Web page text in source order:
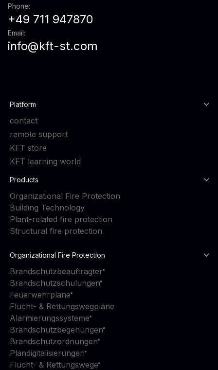
Phone:
+49 711 947870
Email:
info@kft-st.com
Platform
contact
remote support
KFT store
KFT learning world
Products
Organizational Fire Protection
Building Technology
Plant-related fire protection
Structural fire protection
Organizational Fire Protection
Brandschutzbeauftragter
Brandschutzschulungen
Feuerwehrpläne
Flucht- & Rettungswegpläne
Alarmierungssysteme
Brandschutzbegehungen
Brandschutzordnungen
Plandigitalisierungen
Flucht- & Rettungswege